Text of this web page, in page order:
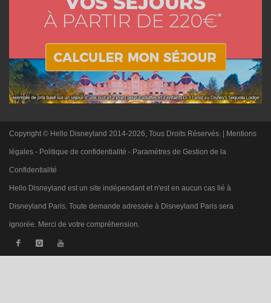
Copyright © Hello Disneyland 2014-2026, Tous Droits Réservés. | Mentions
légales - Politique de confidentialité - Paramètres de Gestion de la
Confidentialité
Hello Disneyland est un site indépendant et n'est en aucun cas lié à
Disneyland Paris. Toute demande adressée à Disneyland Paris sera
ignorée. Merci de votre compréhension.